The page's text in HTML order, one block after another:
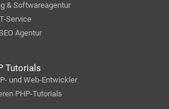
& Softwareagentur
Service
Agentur
Tutorials
und Web-Entwickler
PHP-Tutorials